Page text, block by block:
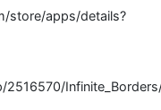
store/apps/details?